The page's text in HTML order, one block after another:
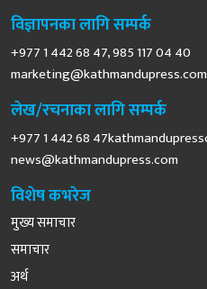
विज्ञापनका लागि सम्पर्क
+977 1 442 68 47, 985 117 04 40
marketing@kathmandupress.com
लेख/रचनाका लागि सम्पर्क
+977 1 442 68
news@kathmandupress.com
विशेष कभरेज
मुख्य समाचार
समाचार
अर्थ